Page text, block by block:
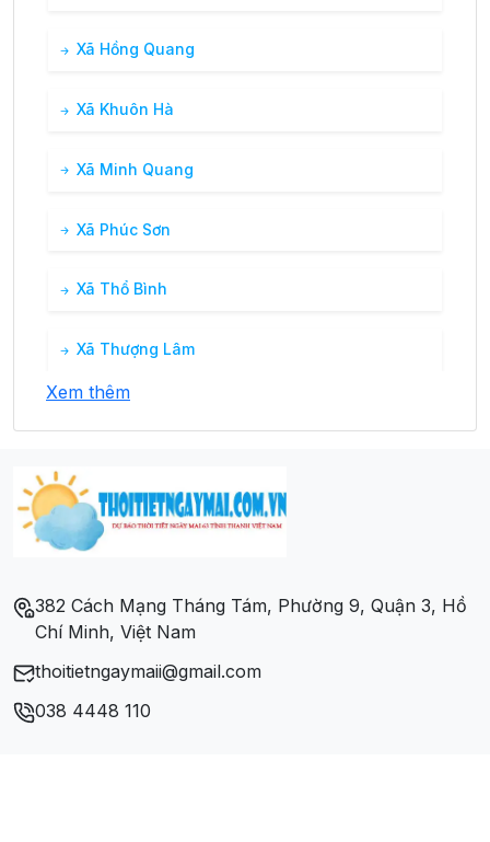
Xã Hồng Quang
Xã Khuôn Hà
Xã Minh Quang
Xã Phúc Sơn
Xã Thổ Bình
Xã Thượng Lâm
Xem thêm
382 Cách Mạng Tháng Tám, Phường 9, Quận 3, Hồ
Chí Minh, Việt Nam
thoitietngaymaii@gmail.com
038 4448 110